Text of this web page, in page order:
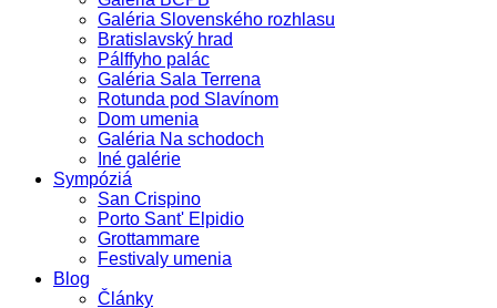
Galéria Slovenského rozhlasu
Bratislavský hrad
Pálffyho palác
Galéria Sala Terrena
Rotunda pod Slavínom
Dom umenia
Galéria Na schodoch
Iné galérie
Sympóziá
San Crispino
Porto Sant' Elpidio
Grottammare
Festivaly umenia
Blog
Články